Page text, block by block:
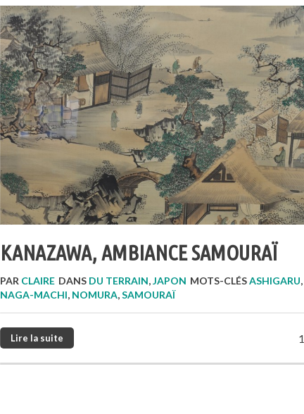
KANAZAWA, AMBIANCE SAMOURAÏ
PAR CLAIRE DANS DU TERRAIN,JAPON MOTS-CLÉSASHIGARU,
NAGA-MACHI, NOMURA,SAMOURAÏ
1
Lire la suite